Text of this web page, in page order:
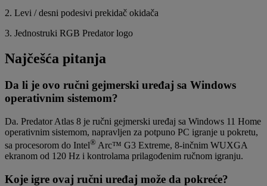
2. Levi / desni podesivi prekidač okidača
3. Jednostruki RGB Predator logo
Najčešća pitanja
Da li je ovo ručni gejmerski uređaj sa Windows
operativnim sistemom?
Da. Predator Atlas 8 je ručni gejmerski uređaj sa Windows 11 Home
operativnim sistemom, napravljen za potpuno PC igranje u pokretu,
sa procesorom do Intel® Arc™ G3 Extreme, 8-inčnim WUXGA
ekranom od 120 Hz i kontrolama prilagođenim ručnom igranju.
Koje igre ovaj ručni uređaj može da pokreće?